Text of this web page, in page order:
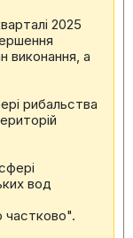
2025
виконання, а
рибальства
вод
частково".